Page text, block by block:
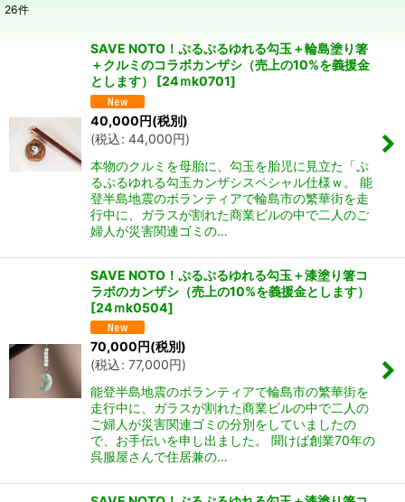
絞り込む
26件
SAVE NOTO！ぷるぷるゆれる勾玉＋輪島塗り箸
＋クルミのコラボカンザシ（売上の10%を義援金
とします）
[24ｍk0701]
40,000円(税別)
(税込: 44,000円)
本物のクルミを母胎に、勾玉を胎児に見立た「ぷ
るぷるゆれる勾玉カンザシスペシャル仕様ｗ。 能
登半島地震のボランティアで輪島市の繁華街を走
行中に、ガラスが割れた商業ビルの中で二人のご
婦人が災害関連ゴミの…
SAVE NOTO！ぷるぷるゆれる勾玉＋漆塗り箸コ
ラボのカンザシ（売上の10%を義援金とします）
[24ｍk0504]
70,000円(税別)
(税込: 77,000円)
能登半島地震のボランティアで輪島市の繁華街を
走行中に、ガラスが割れた商業ビルの中で二人の
ご婦人が災害関連ゴミの分別をしていましたの
で、お手伝いを申し出ました。 聞けば創業70年の
呉服屋さんで住居兼の…